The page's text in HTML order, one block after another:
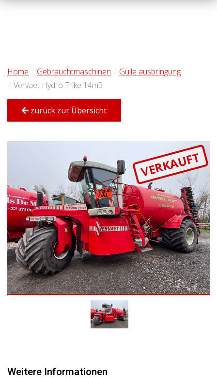
Home Gebrauchtmaschinen
Gülle ausbringung
Vervaet Hydro Trike 14m3
zurück zur Übersicht
VERKAUFT
Weitere Informationen